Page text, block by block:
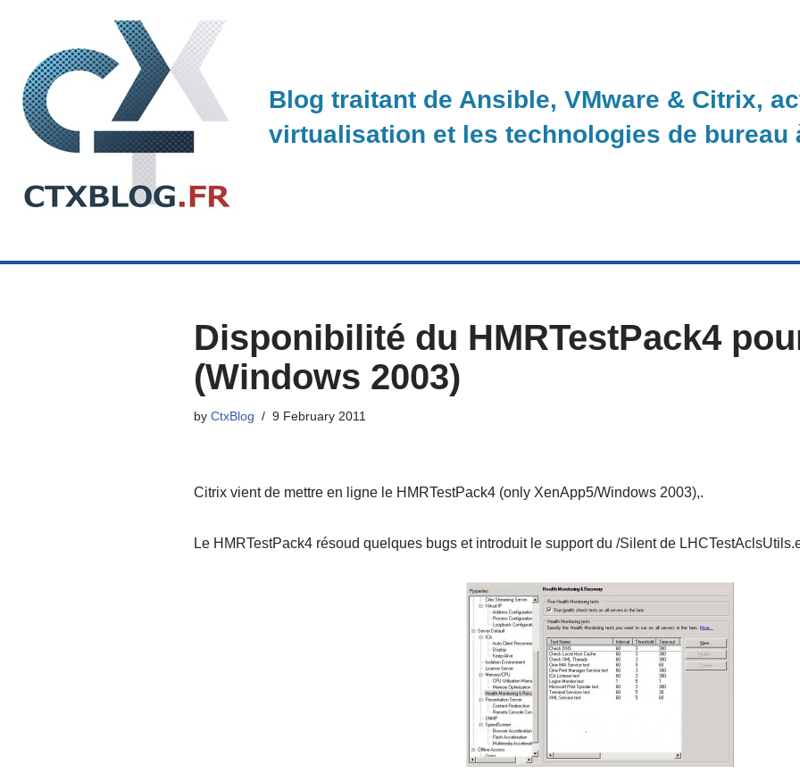
content
Blog traitant de Ansible, VMware & Citrix,
virtualisation et les technologies de bureau
Disponibilité du HMRTestPack4
(Windows 2003)
by CtxBlog 9 February 2011
Citrix vient de mettre en ligne le HMRTestPack4 (only XenApp5/Windows 2003),.
Le HMRTestPack4 résoud quelques bugs et introduit le support du /Silent de